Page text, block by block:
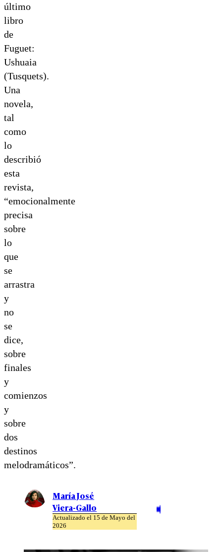
último
libro
de
Fuguet:
Ushuaia
(Tusquets).
Una
novela,
tal
como
lo
describió
esta
revista,
“emocionalmente
precisa
sobre
lo
que
se
arrastra
y
no
se
dice,
sobre
finales
y
comienzos
y
sobre
dos
destinos
melodramáticos”.
María José
Viera-Gallo
Actualizado el 15 de Mayo del
2026